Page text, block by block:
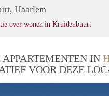
Haarlem
over wonen in Kruidenbuurt
APPARTEMENTEN IN
VOOR DEZE